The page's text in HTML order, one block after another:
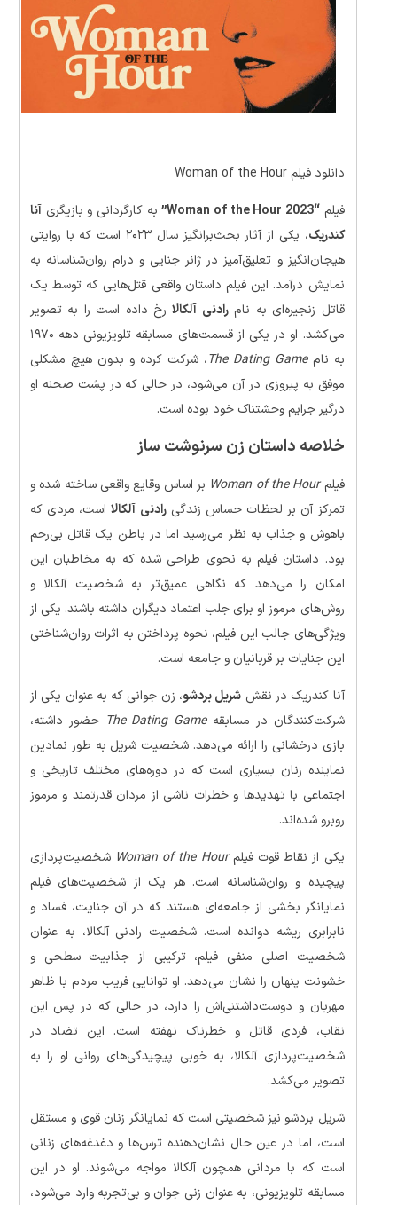
دانلود فیلم Woman of the Hour
فیلم“Woman of the Hour 2023” به کارگردانی و بازیگریآنا
کندریک
، یکی از آثار بحث‌برانگیز سال ۲۰۲۳ است که با روایتی
هیجان‌انگیز و تعلیق‌آمیز در ژانر جنایی و درام روان‌شناسانه به
نمایش درآمد. این فیلم داستان واقعی قتل‌هایی که توسط یک
قاتل زنجیره‌ای به نامرادنی آلکالارخ داده است را به تصویر
می‌کشد. او در یکی از قسمت‌های مسابقه تلویزیونی دهه ۱۹۷۰
به نامThe Dating Game، شرکت کرده و بدون هیچ مشکلی
موفق به پیروزی در آن می‌شود، در حالی که در پشت صحنه او
درگیر جرایم وحشتناک خود بوده است.
خلاصه داستان زن سرنوشت‌ ساز
فیلمWoman of the Hour بر اساس وقایع واقعی ساخته شده و
تمرکز آن بر لحظات حساس زندگیرادنی آلکالااست، مردی که
باهوش و جذاب به نظر می‌رسید اما در باطن یک قاتل بی‌رحم
بود. داستان فیلم به نحوی طراحی شده که به مخاطبان این
امکان را می‌دهد که نگاهی عمیق‌تر به شخصیت آلکالا و
روش‌های مرموز او برای جلب اعتماد دیگران داشته باشند. یکی از
ویژگی‌های جالب این فیلم، نحوه پرداختن به اثرات روان‌شناختی
این جنایات بر قربانیان و جامعه است.
آنا کندریک در نقش شریل بردشو، زن جوانی که به عنوان یکی از
شرکت‌کنندگان در مسابقهThe Dating Game حضور داشته،
بازی درخشانی را ارائه می‌دهد. شخصیت شریل به طور نمادین
نماینده زنان بسیاری است که در دوره‌های مختلف تاریخی و
اجتماعی با تهدیدها و خطرات ناشی از مردان قدرتمند و مرموز
روبرو شده‌اند.
یکی از نقاط قوت فیلمWoman of the Hour شخصیت‌پردازی
پیچیده و روان‌شناسانه است. هر یک از شخصیت‌های فیلم
نمایانگر بخشی از جامعه‌ای هستند که در آن جنایت، فساد و
نابرابری ریشه دوانده است. شخصیت رادنی آلکالا، به عنوان
شخصیت اصلی منفی فیلم، ترکیبی از جذابیت سطحی و
خشونت پنهان را نشان می‌دهد. او توانایی فریب مردم با ظاهر
مهربان و دوست‌داشتنی‌اش را دارد، در حالی که در پس این
نقاب، فردی قاتل و خطرناک نهفته است. این تضاد در
شخصیت‌پردازی آلکالا، به خوبی پیچیدگی‌های روانی او را به
تصویر می‌کشد.
شریل بردشو نیز شخصیتی است که نمایانگر زنان قوی و مستقل
است، اما در عین حال نشان‌دهنده ترس‌ها و دغدغه‌های زنانی
است که با مردانی همچون آلکالا مواجه می‌شوند. او در این
مسابقه تلویزیونی، به عنوان زنی جوان و بی‌تجربه وارد می‌شود،